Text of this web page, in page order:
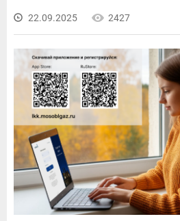
22.09.2025 2427